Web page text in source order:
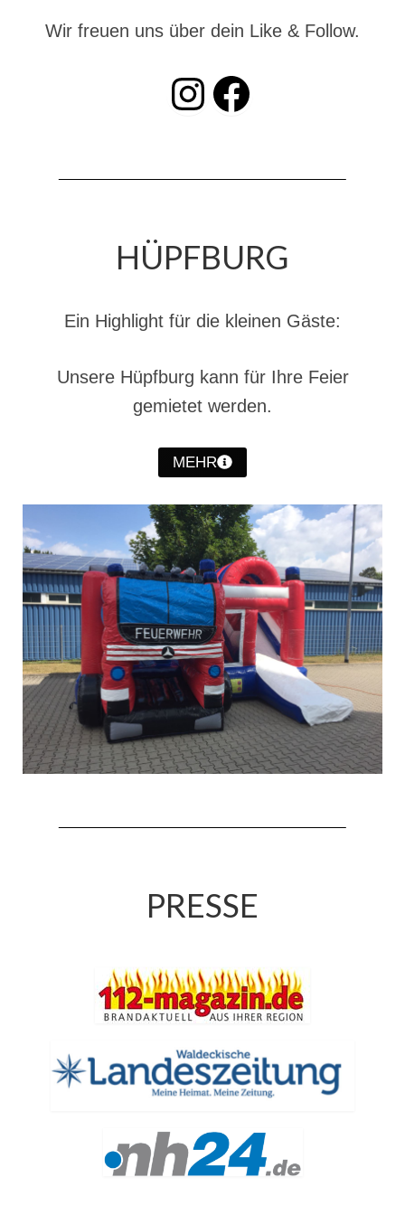
Staffellöschfahrzeug StLF 20/25
Tanklöschfahrzeug TLF 4000
Rüstwagen RW 1
Gerätewagen Gefahrgut GW-G
Kleinalarmfahrzeug KLAF
Kommandowagen KdoW
Hubarbeitsbühne B18
24.03.17 Übergabe ELW
2015 LF 16 „verlässt“ Feuerwehr
Geschichte
historische Fotos
Ehemalige Fahrzeuge
Jahresrückblicke
Jahresrückblick 2016
Jahresrückblick 2017
Jahresrückblick 2021
Jahresrückblick 2023
Jahresrückblick 2024
Tag der offenen Tür 2018
Wir freuen uns über dein Like & Follow.
INSTAGRAM Facebook
HÜPFBURG
Ein Highlight für die kleinen Gäste:
Unsere Hüpfburg kann für Ihre Feier
gemietet werden.
MEHR
PRESSE